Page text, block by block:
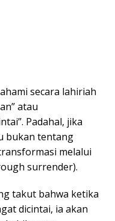
secara lahiriah
atau
Padahal, jika
bukan tentang
melalui
surrender).
takut bahwa ketika
dicintai, ia akan